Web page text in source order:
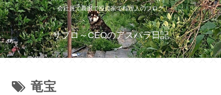
会社員で農家で投資家で料理人のブログ
サブロ～CEOのアスパラ日記
竜宝